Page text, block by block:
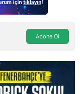
Abone Ol